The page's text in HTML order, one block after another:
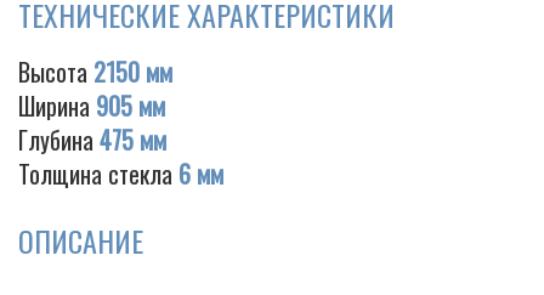
ТЕХНИЧЕСКИЕ ХАРАКТЕРИСТИКИ
Высота 2150 мм
Ширина 905 мм
Глубина 475 мм
Толщина стекла 6 мм
ОПИСАНИЕ